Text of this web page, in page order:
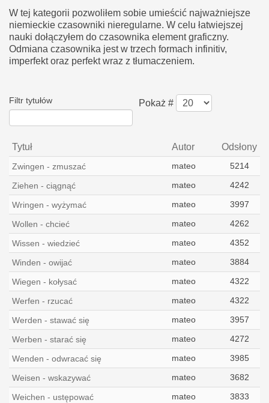
W tej kategorii pozwoliłem sobie umieścić najważniejsze
niemieckie czasowniki nieregularne. W celu łatwiejszej
nauki dołączyłem do czasownika element graficzny.
Odmiana czasownika jest w trzech formach infinitiv,
imperfekt oraz perfekt wraz z tłumaczeniem.
Filtr tytułów Pokaż #
Tytuł Autor Odsłony
Zwingen - zmuszać mateo 5214
Ziehen - ciągnąć mateo 4242
Wringen - wyżymać mateo 3997
Wollen - chcieć mateo 4262
Wissen - wiedzieć mateo 4352
Winden - owijać mateo 3884
Wiegen - kołysać mateo 4322
Werfen - rzucać mateo 4322
Werden - stawać się mateo 3957
Werben - starać się mateo 4272
Wenden - odwracać się mateo 3985
Weisen - wskazywać mateo 3682
Weichen - ustępować mateo 3833